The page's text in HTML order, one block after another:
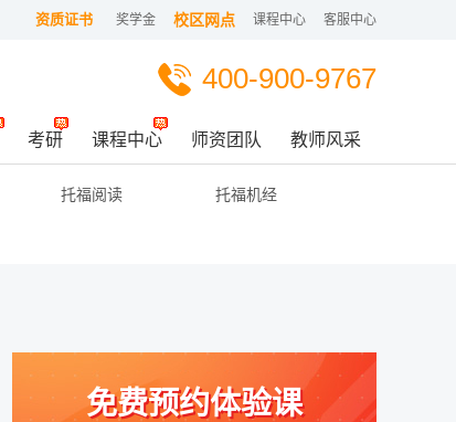
客服中心
课程中心
校区网点
奖学金
资质证书
400-900-9767
考研 课程中心 师资团队 教师风采
托福阅读 托福机经
免费预约体验课